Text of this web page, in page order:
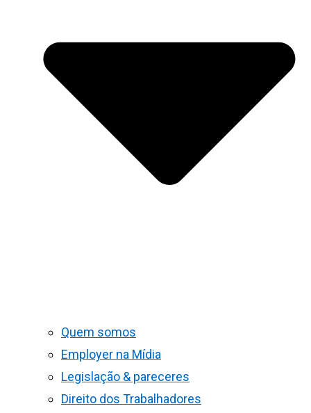
Quem somos
Employer na Mídia
Legislação & pareceres
Direito dos Trabalhadores